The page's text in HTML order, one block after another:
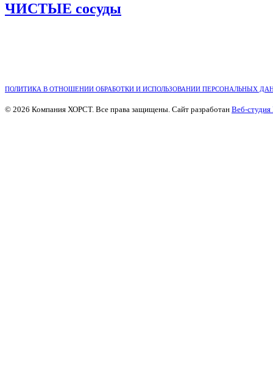
ЧИСТЫЕ сосуды
ПОЛИТИКА В ОТНОШЕНИИ ОБРАБОТКИ И ИСПОЛЬЗОВАНИИ ПЕРСОНАЛЬНЫХ
© 2026 Компания ХОРСТ. Все права защищены. Сайт разработан Веб-студия